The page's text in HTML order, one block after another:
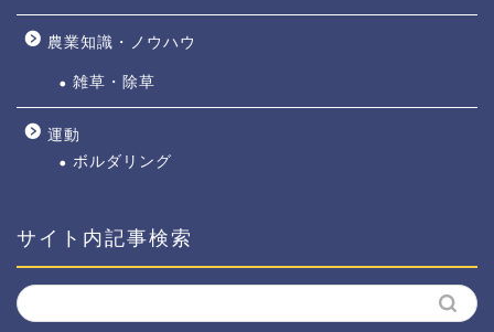
農業知識・ノウハウ
雑草・除草
運動
ボルダリング
サイト内記事検索